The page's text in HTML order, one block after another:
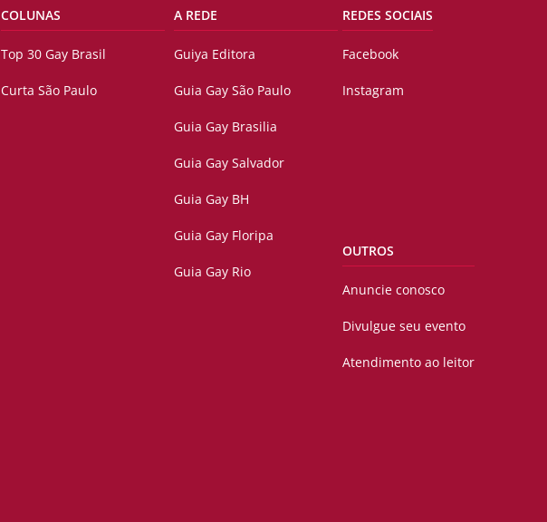
COLUNAS
Top 30 Gay Brasil
Curta São Paulo
A REDE
Guiya Editora
Guia Gay São Paulo
Guia Gay Brasilia
Guia Gay Salvador
Guia Gay BH
Guia Gay Floripa
Guia Gay Rio
REDES SOCIAIS
Facebook
Instagram
OUTROS
Anuncie conosco
Divulgue seu evento
Atendimento ao leitor